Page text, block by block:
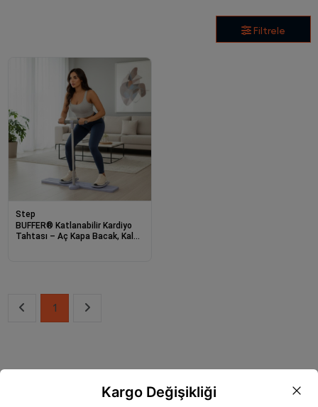
Filtrele
Step
BUFFER® Katlanabilir Kardiyo
Tahtası – Aç Kapa Bacak, Kalça
1